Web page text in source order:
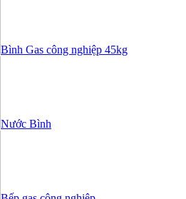
Bình Gas công nghiệp 45kg
Nước Bình